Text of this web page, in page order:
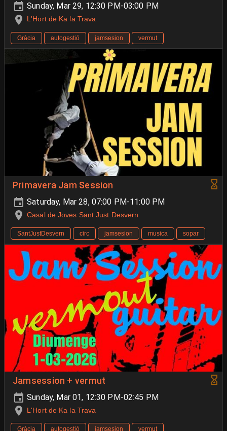
Sunday, Mar 29, 12:30 PM-03:00 PM
L'Hort de Ka la Trava
Gràcia autogestió jamsesion vermut
Primavera Jam Session
Saturday, Mar 28, 07:00 PM-11:00 PM
Casal de Joves Sant Just Desvern
SantJustDesvern circ jamsesion musica sopar
Jamsession + vermut
Sunday, Mar 01, 12:30 PM-02:45 PM
L'Hort de Ka la Trava
Gràcia autogestió jamsesion vermut